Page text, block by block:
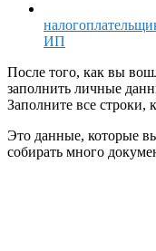
ИП
После того, как вы
заполнить личные
Заполните все строки,
Это данные, которые
собирать много